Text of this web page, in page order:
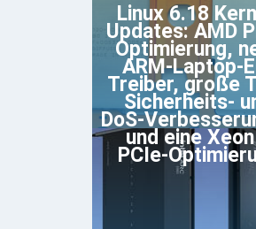
Linux 6.18
Updates: AMD
Optimierung,
ARM-Laptop-
Treiber, große
Sicherheits-
DoS-
und eine
PCIe-